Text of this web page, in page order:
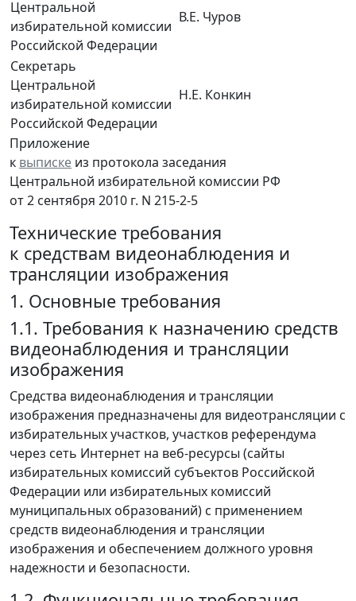
Центральной
избирательной комиссии
Российской Федерации
В.Е. Чуров
Секретарь
Центральной
избирательной комиссии
Российской Федерации
Н.Е. Конкин
Приложение
к выписке из протокола заседания
Центральной избирательной комиссии РФ
от 2 сентября 2010 г. N 215-2-5
Технические требования
к средствам видеонаблюдения и
трансляции изображения
1. Основные требования
1.1. Требования к назначению средств
видеонаблюдения и трансляции
изображения
Средства видеонаблюдения и трансляции
изображения предназначены для видеотрансляции с
избирательных участков, участков референдума
через сеть Интернет на веб-ресурсы (сайты
избирательных комиссий субъектов Российской
Федерации или избирательных комиссий
муниципальных образований) с применением
средств видеонаблюдения и трансляции
изображения и обеспечением должного уровня
надежности и безопасности.